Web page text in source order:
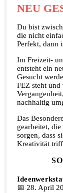
NEU
Du bist
die nicht
Perfekt, dann
Im Freizeit-
entsteht ein
Gesucht
FEZ steht und
nachhaltig
Das
gearbeitet,
sorgen, dass
Kreativität
📅 28. April